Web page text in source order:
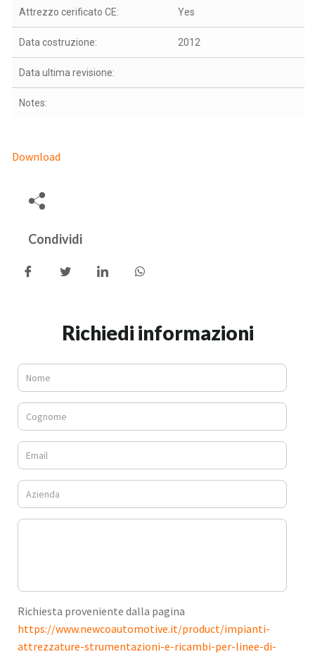
Attrezzo cerificato CE: Yes
Data costruzione: 2012
Data ultima revisione:
Notes:
Download
Condividi
Richiedi informazioni
Richiesta proveniente dalla pagina
https://www.newcoautomotive.it/product/impianti-
attrezzature-strumentazioni-e-ricambi-per-linee-di-